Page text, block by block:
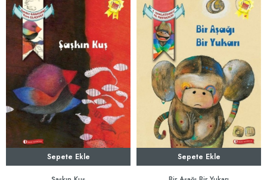
Sepete Ekle Sepete Ekle